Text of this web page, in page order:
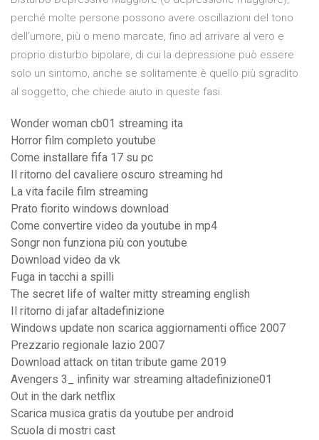
perché molte persone possono avere oscillazioni del tono
dell’umore, più o meno marcate, fino ad arrivare al vero e
proprio disturbo bipolare, di cui la depressione può essere
solo un sintomo, anche se solitamente è quello più sgradito
al soggetto, che chiede aiuto in queste fasi.
Wonder woman cb01 streaming ita
Horror film completo youtube
Come installare fifa 17 su pc
Il ritorno del cavaliere oscuro streaming hd
La vita facile film streaming
Prato fiorito windows download
Come convertire video da youtube in mp4
Songr non funziona più con youtube
Download video da vk
Fuga in tacchi a spilli
The secret life of walter mitty streaming english
Il ritorno di jafar altadefinizione
Windows update non scarica aggiornamenti office 2007
Prezzario regionale lazio 2007
Download attack on titan tribute game 2019
Avengers 3_ infinity war streaming altadefinizione01
Out in the dark netflix
Scarica musica gratis da youtube per android
Scuola di mostri cast